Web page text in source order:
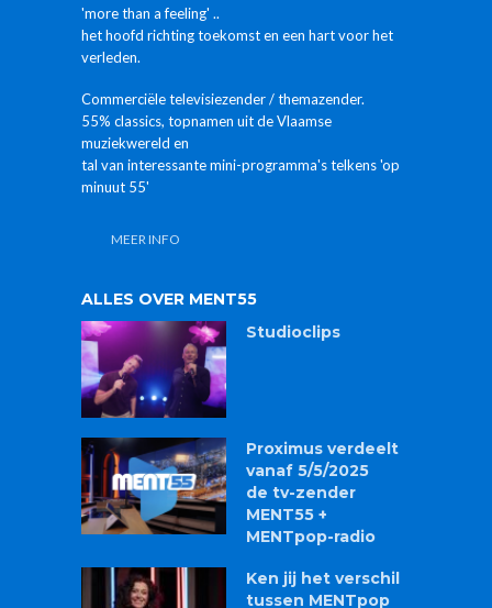
'more than a feeling' ..
het hoofd richting toekomst en een hart voor het
verleden.
Commerciële televisiezender / themazender.
55% classics, topnamen uit de Vlaamse
muziekwereld en
tal van interessante mini-programma's telkens 'op
minuut 55'
MEER INFO
ALLES OVER MENT55
Studioclips
Proximus verdeelt
vanaf 5/5/2025
de tv-zender
MENT55 +
MENTpop-radio
Ken jij het verschil
tussen MENTpop